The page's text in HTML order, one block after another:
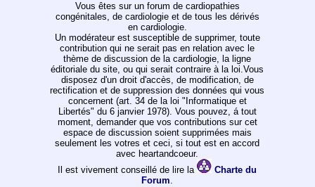
Vous êtes sur un forum de cardiopathies
congénitales, de cardiologie et de tous les dérivés
en cardiologie.
Un modérateur est susceptible de supprimer, toute
contribution qui ne serait pas en relation avec le
thème de discussion de la cardiologie, la ligne
éditoriale du site, ou qui serait contraire à la loi.Vous
disposez d'un droit d'accès, de modification, de
rectification et de suppression des données qui vous
concernent (art. 34 de la loi "Informatique et
Libertés" du 6 janvier 1978). Vous pouvez, á tout
moment, demander que vos contributions sur cet
espace de discussion soient supprimées mais
seulement les votres et ceci, si tout est en accord
avec heartandcoeur.
Il est vivement conseillé de lire la
Charte du
Forum.